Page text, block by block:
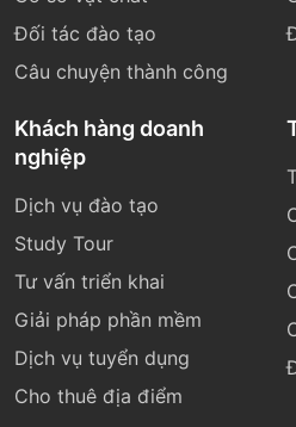
Đối tác đào tạo
Câu chuyện thành công
Khách hàng doanh
nghiệp
Dịch vụ đào tạo
Study Tour
Tư vấn triển khai
Giải pháp phần mềm
Dịch vụ tuyển dụng
Cho thuê địa điểm